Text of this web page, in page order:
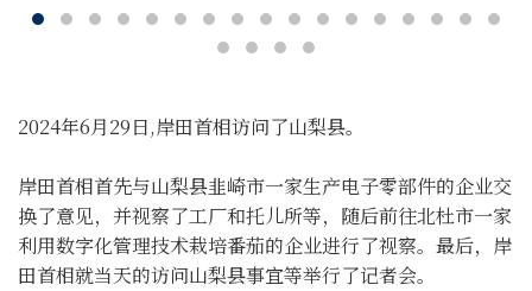
2024年6月29日,岸田首相访问了山梨县。
岸田首相首先与山梨县韭崎市一家生产电子零部件的企业交
换了意见，并视察了工厂和托儿所等，随后前往北杜市一家
利用数字化管理技术栽培番茄的企业进行了视察。最后，岸
田首相就当天的访问山梨县事宜等举行了记者会。